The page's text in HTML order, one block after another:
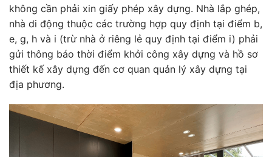
không cần phải xin giấy phép xây dựng. Nhà lắp ghép,
nhà di động thuộc các trường hợp quy định tại điểm b,
e, g, h và i (trừ nhà ở riêng lẻ quy định tại điểm i) phải
gửi thông báo thời điểm khởi công xây dựng và hồ sơ
thiết kế xây dựng đến cơ quan quản lý xây dựng tại
địa phương.